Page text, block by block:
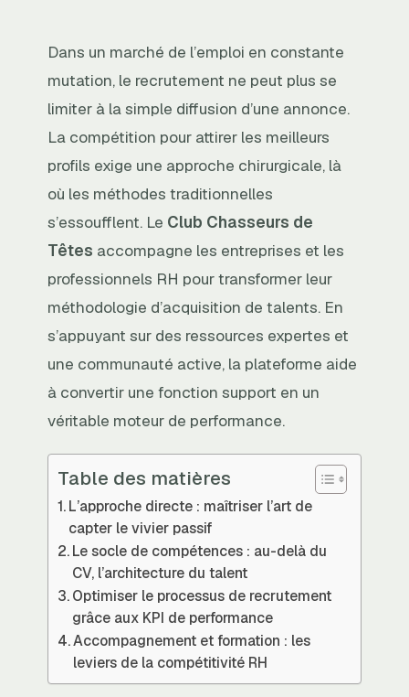
Dans un marché de l’emploi en constante
mutation, le recrutement ne peut plus se
limiter à la simple diffusion d’une annonce.
La compétition pour attirer les meilleurs
profils exige une approche chirurgicale, là
où les méthodes traditionnelles
s’essoufflent. Le Club Chasseurs de
Têtes accompagne les entreprises et les
professionnels RH pour transformer leur
méthodologie d’acquisition de talents. En
s’appuyant sur des ressources expertes et
une communauté active, la plateforme aide
à convertir une fonction support en un
véritable moteur de performance.
Table des matières
L’approche directe : maîtriser l’art de
capter le vivier passif
Le socle de compétences : au-delà du
CV, l’architecture du talent
Optimiser le processus de recrutement
grâce aux KPI de performance
Accompagnement et formation : les
leviers de la compétitivité RH